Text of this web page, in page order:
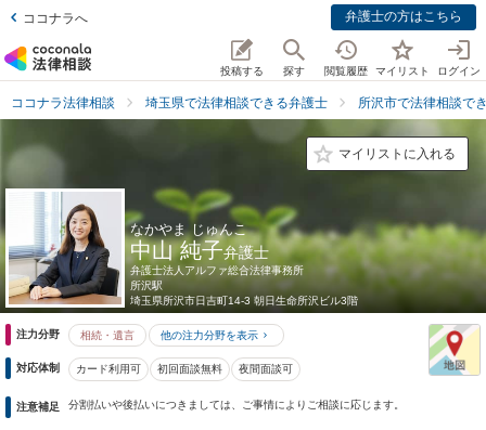
ココナラへ 弁護士の方はこちら
投稿する 探す 閲覧履歴 マイリスト ログイン
ココナラ法律相談 埼玉県で法律相談できる弁護士 所沢市で法律相談で
マイリストに入れる
なかやま じゅんこ
中山 純子弁護士
弁護士法人アルファ総合法律事務所
所沢駅
埼玉県所沢市日吉町14-3 朝日生命所沢ビル3階
注力分野 相続・遺言 他の注力分野を表示
対応体制 カード利用可 初回面談無料 夜間面談可
注意補足 分割払いや後払いにつきましては、ご事情によりご相談に応じます。